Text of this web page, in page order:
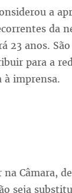
a
da
23 anos.
para a
à imprensa.
Câmara,
seja